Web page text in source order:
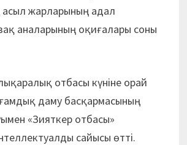
жарларының адал
аналарының оқиғалары соны
отбасы күніне орай
даму басқармасының
«Зияткер отбасы»
сайысы өтті.